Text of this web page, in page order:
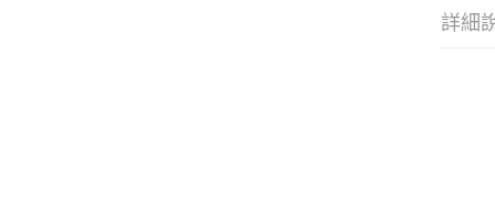
詳細